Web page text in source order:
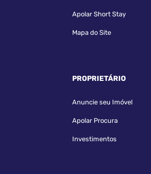
Apolar Short Stay
Mapa do Site
PROPRIETÁRIO
Anuncie seu Imóvel
Apolar Procura
Investimentos